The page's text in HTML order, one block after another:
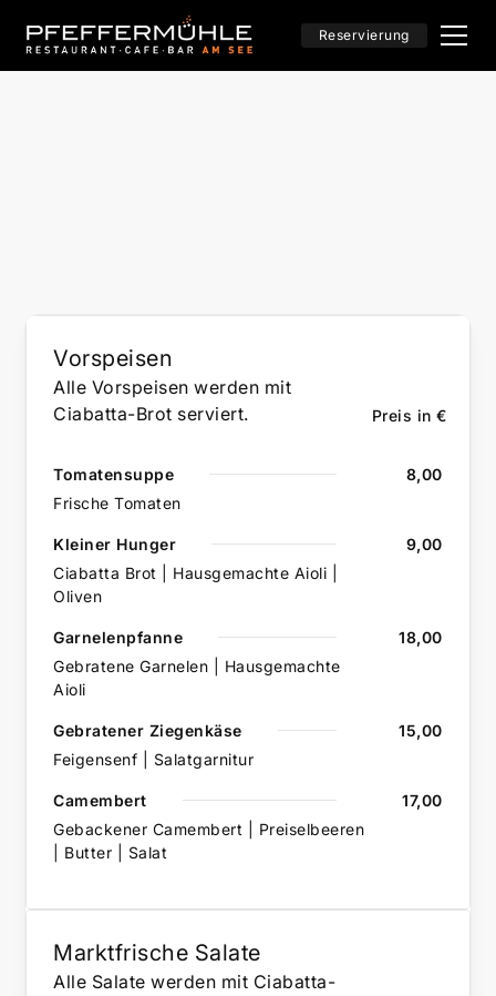
Reservierung
Vorspeisen
Alle Vorspeisen werden mit
Ciabatta-Brot serviert.
Preis in €
Tomatensuppe
8,00
Frische Tomaten
Kleiner Hunger
9,00
Ciabatta Brot | Hausgemachte Aioli |
Oliven
Garnelenpfanne
18,00
Gebratene Garnelen | Hausgemachte
Aioli
Gebratener Ziegenkäse
15,00
Feigensenf | Salatgarnitur
Camembert
17,00
Gebackener Camembert | Preiselbeeren
| Butter | Salat
Marktfrische Salate
Alle Salate werden mit Ciabatta-